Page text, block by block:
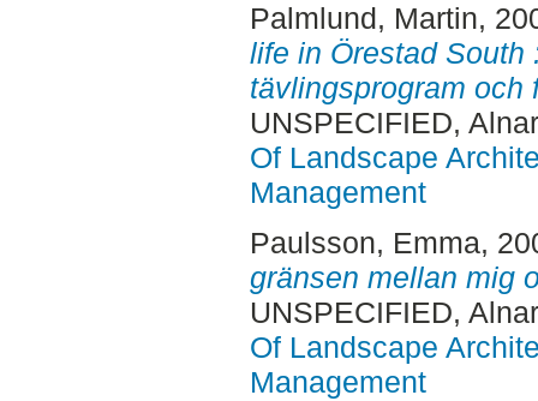
Palmlund, Martin,
life in Örestad South
tävlingsprogram och
UNSPECIFIED,
Of Landscape
Management
Paulsson, Emma,
gränsen mellan mig
UNSPECIFIED,
Of Landscape
Management